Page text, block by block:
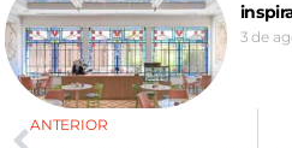
3 de
ANTERIOR